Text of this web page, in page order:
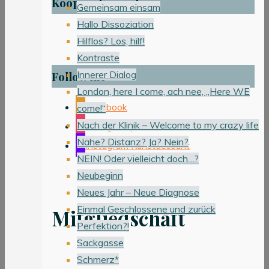
Gemeinsam einsam
Hallo Dissoziation
Hilflos? Los, hilf!
Kontraste
Innerer Dialog
London, here I come, ach nee, „Here WE
come!“
Nach der Klinik – Welcome to my crazy life
Nähe? Distanz? Ja? Nein?
NEIN! Oder vielleicht doch…?
Neubeginn
Neues Jahr – Neue Diagnose
Einmal Geschlossene und zurück
Perfektion?!
Sackgasse
Schmerz*
Follow me
Facebook
Instagram persönlicher Account
Instagram Kunstaccount
Mitgliedschaft